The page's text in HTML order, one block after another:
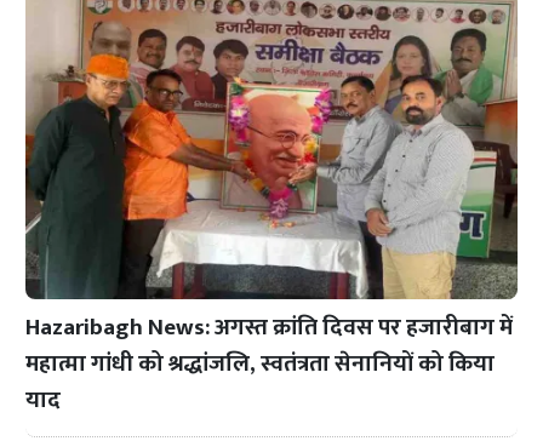
Hazaribagh News: अगस्त क्रांति दिवस पर हजारीबाग में
महात्मा गांधी को श्रद्धांजलि, स्वतंत्रता सेनानियों को किया
याद